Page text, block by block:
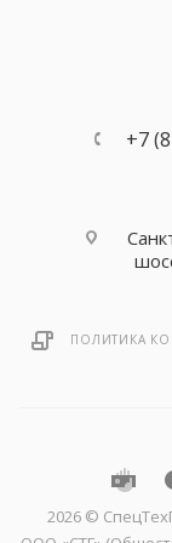
+7
ПОЛИТИКА
2026 ©